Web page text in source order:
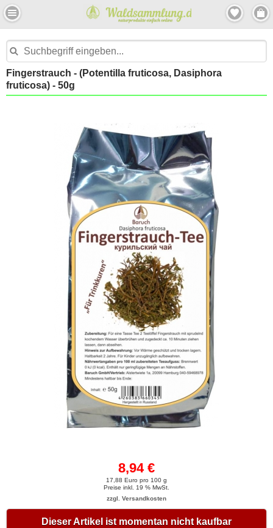
Fingerstrauch - (Potentilla fruticosa, Dasiphora
fruticosa) - 50g
8,94 €
17,88 Euro pro 100 g
Preise inkl. 19 % MwSt.
zzgl. Versandkosten
Dieser Artikel ist momentan nicht kaufbar